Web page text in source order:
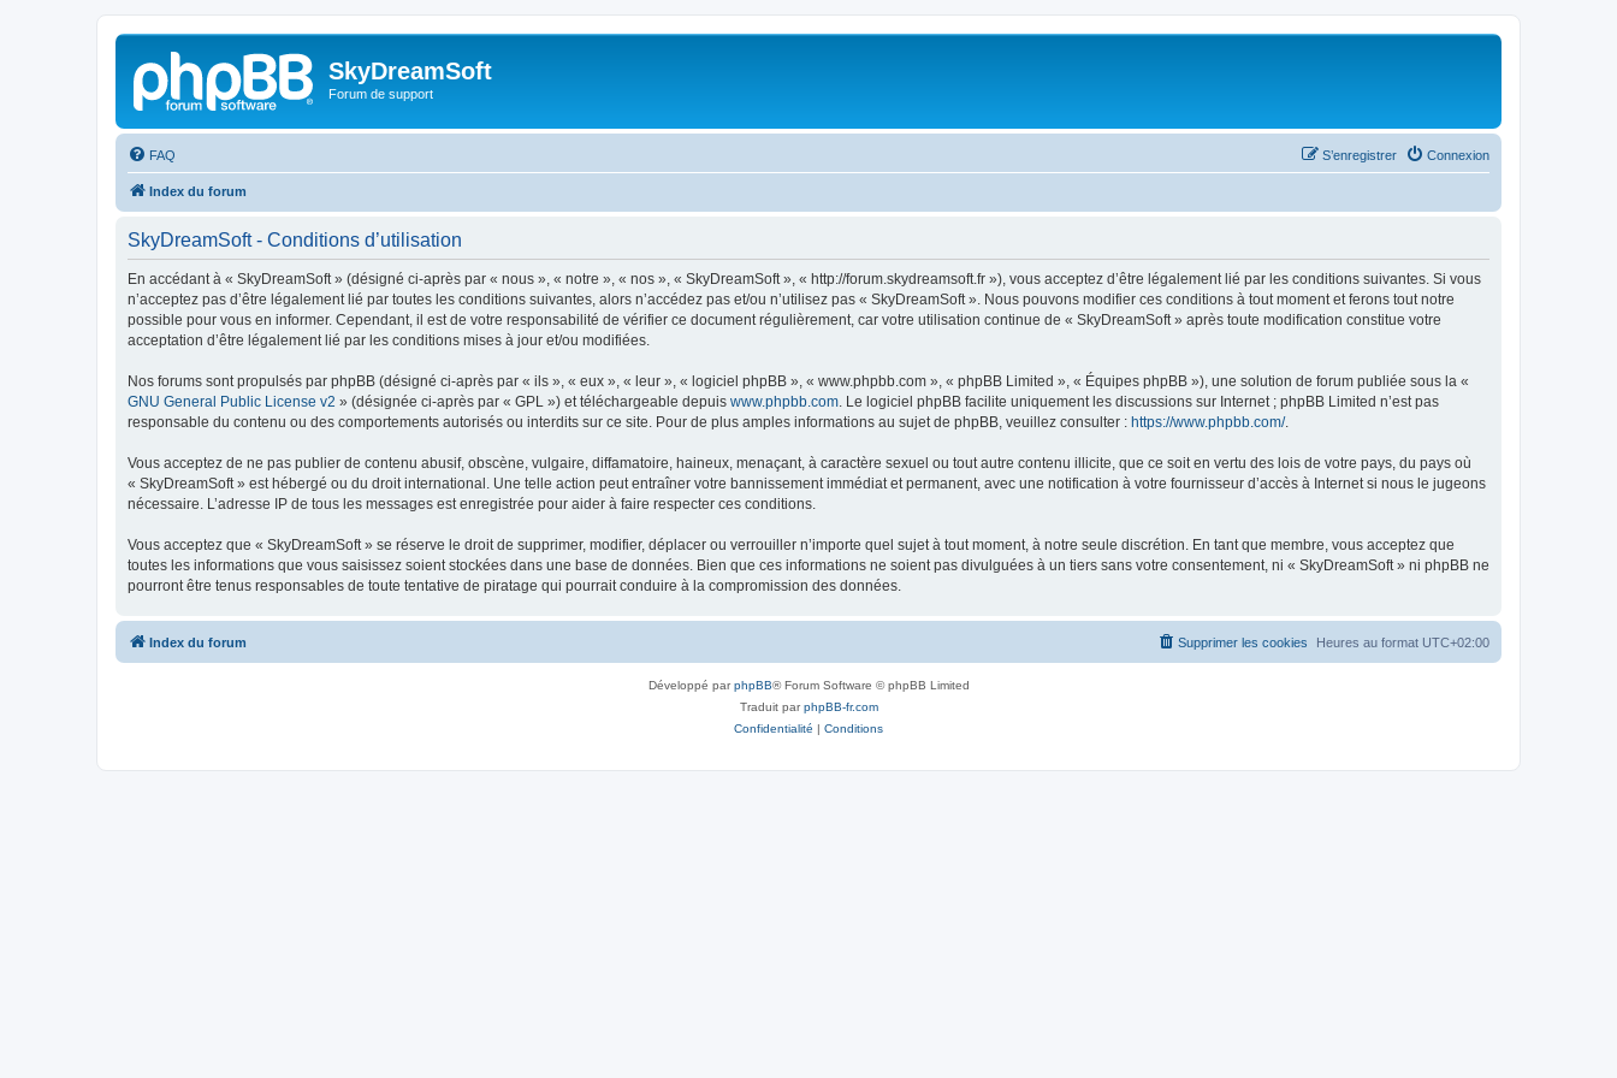
SkyDreamSoft
Forum de support
FAQ Connexion
S’enregistrer
Index du forum
SkyDreamSoft - Conditions d’utilisation
En accédant à « SkyDreamSoft » (désigné ci-après par « nous », « notre », « nos », « SkyDreamSoft », « http://forum.skydreamsoft.fr »), vous acceptez d’être légalement lié par les conditions suivantes. Si vous
n’acceptez pas d’être légalement lié par toutes les conditions suivantes, alors n’accédez pas et/ou n’utilisez pas « SkyDreamSoft ». Nous pouvons modifier ces conditions à tout moment et ferons tout notre
possible pour vous en informer. Cependant, il est de votre responsabilité de vérifier ce document régulièrement, car votre utilisation continue de « SkyDreamSoft » après toute modification constitue votre
acceptation d’être légalement lié par les conditions mises à jour et/ou modifiées.
Nos forums sont propulsés par phpBB (désigné ci-après par « ils », « eux », « leur », « logiciel phpBB », « www.phpbb.com », « phpBB Limited », « Équipes phpBB »), une solution de forum publiée sous la «
GNU General Public License v2 » (désignée ci-après par « GPL ») et téléchargeable depuis www.phpbb.com . Le logiciel phpBB facilite uniquement les discussions sur Internet ; phpBB Limited n’est pas
responsable du contenu ou des comportements autorisés ou interdits sur ce site. Pour de plus amples informations au sujet de phpBB, veuillez consulter : https://www.phpbb.com/.
Vous acceptez de ne pas publier de contenu abusif, obscène, vulgaire, diffamatoire, haineux, menaçant, à caractère sexuel ou tout autre contenu illicite, que ce soit en vertu des lois de votre pays, du pays où
« SkyDreamSoft » est hébergé ou du droit international. Une telle action peut entraîner votre bannissement immédiat et permanent, avec une notification à votre fournisseur d’accès à Internet si nous le jugeons
nécessaire. L’adresse IP de tous les messages est enregistrée pour aider à faire respecter ces conditions.
Vous acceptez que « SkyDreamSoft » se réserve le droit de supprimer, modifier, déplacer ou verrouiller n’importe quel sujet à tout moment, à notre seule discrétion. En tant que membre, vous acceptez que
toutes les informations que vous saisissez soient stockées dans une base de données. Bien que ces informations ne soient pas divulguées à un tiers sans votre consentement, ni « SkyDreamSoft » ni phpBB ne
pourront être tenus responsables de toute tentative de piratage qui pourrait conduire à la compromission des données.
Index du forum Heures au format UTC+02:00
Supprimer les cookies
Développé parphpBB® Forum Software © phpBB Limited
Traduit parphpBB-fr.com
Confidentialité | Conditions